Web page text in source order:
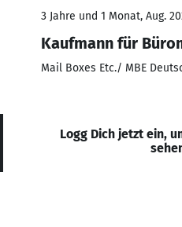
3 Jahre und 1 Monat, Aug.
Kaufmann für
Mail Boxes Etc./ MBE
Logg Dich jetzt ein,